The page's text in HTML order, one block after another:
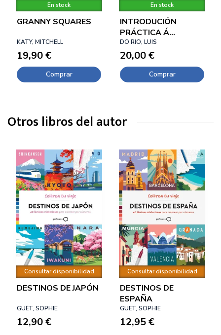
En stock
GRANNY SQUARES
KATY, MITCHELL
19,90 €
Comprar
En stock
INTRODUCIÓN
PRÁCTICA Á
CESTARÍA DE
MADEIRA
DO RIO, LUIS
20,00 €
Comprar
Otros libros del autor
Consultar disponibilidad
DESTINOS DE JAPÓN
GUËT, SOPHIE
12,90 €
Consultar disponibilidad
DESTINOS DE
ESPAÑA
GUËT, SOPHIE
12,95 €